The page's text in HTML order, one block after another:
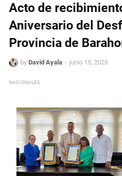
Acto de
Aniversario del
Provincia de
by David Ayala junio 15, 2026
NACIONALES